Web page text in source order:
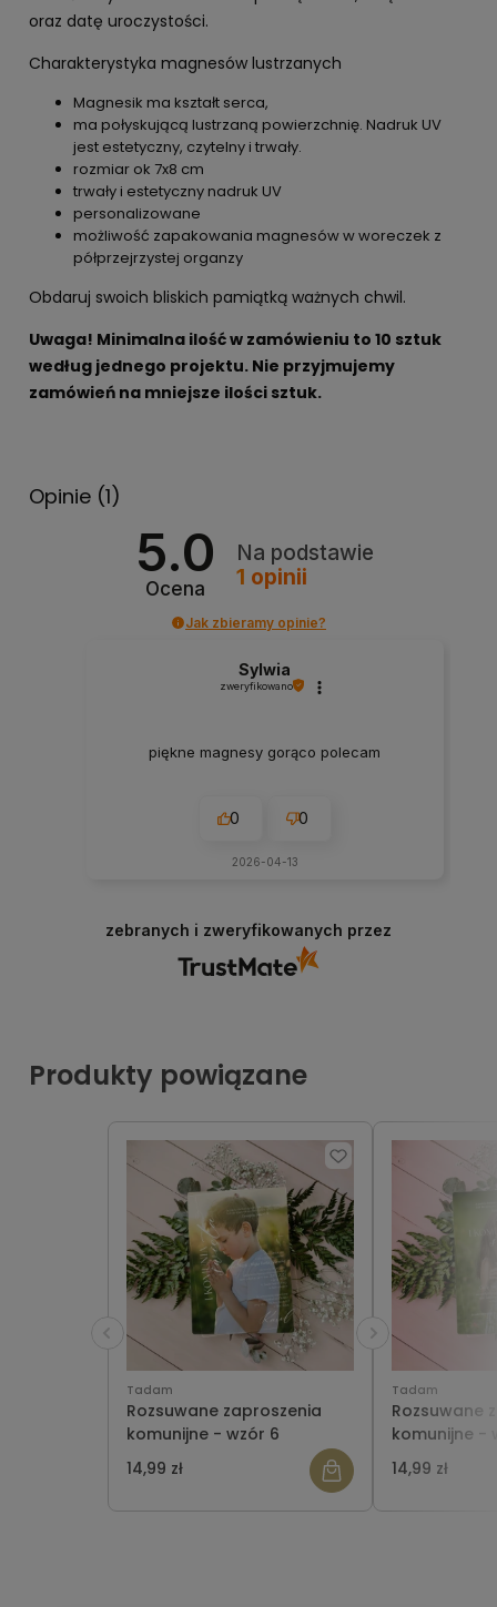
oraz datę uroczystości.
Charakterystyka magnesów lustrzanych
Magnesik ma kształt serca,
ma połyskującą lustrzaną powierzchnię. Nadruk UV
jest estetyczny, czytelny i trwały.
rozmiar ok 7x8 cm
trwały i estetyczny nadruk UV
personalizowane
możliwość zapakowania magnesów w woreczek z
półprzejrzystej organzy
Obdaruj swoich bliskich pamiątką ważnych chwil.
Uwaga! Minimalna ilość w zamówieniu to 10 sztuk
według jednego projektu. Nie przyjmujemy
zamówień na mniejsze ilości sztuk.
Opinie (1)
5.0
Ocena
Na podstawie
1 opinii
Jak zbieramy opinie?
Sylwia
zweryfikowano
piękne magnesy gorąco polecam
0 0
2026-04-13
zebranych i zweryfikowanych przez
Produkty powiązane
Tadam
Rozsuwane zaproszenia
komunijne - wzór 6
14,99 zł
Tadam
Rozsuwane
komunijne -
14,99 zł